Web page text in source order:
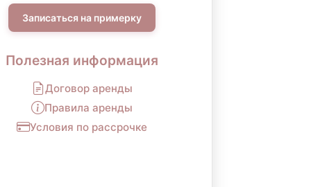
Записаться на примерку
Полезная информация
Договор аренды
Правила аренды
Условия по рассрочке